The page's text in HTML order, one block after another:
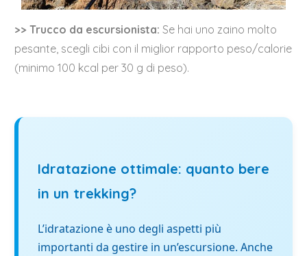
>>Trucco da escursionista: Se hai uno zaino molto
pesante, scegli cibi con il miglior rapporto peso/calorie
(minimo 100 kcal per 30 g di peso).
Idratazione ottimale: quanto bere
in un trekking?
L’idratazione è uno degli aspetti più
importanti da gestire in un’escursione. Anche